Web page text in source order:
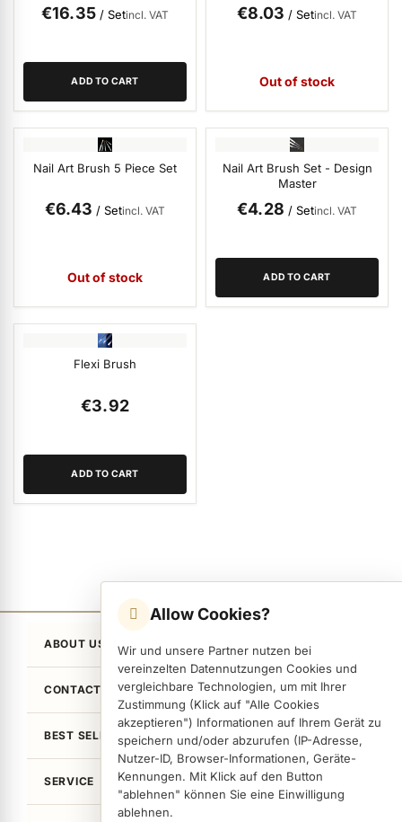
Allow Cookies?
Wir und unsere Partner nutzen bei
vereinzelten Datennutzungen Cookies und
vergleichbare Technologien, um mit Ihrer
Zustimmung (Klick auf "Alle Cookies
akzeptieren") Informationen auf Ihrem Gerät zu
speichern und/oder abzurufen (IP-Adresse,
Nutzer-ID, Browser-Informationen, Geräte-
Kennungen. Mit Klick auf den Button
"ablehnen" können Sie eine Einwilligung
ablehnen.
€16.35/ Setincl. VAT
ADD TO CART
€8.03 / Setincl. VAT
Out of stock
Nail Art Brush 5 Piece Set
€6.43 / Setincl. VAT
Out of stock
Nail Art Brush Set - Design
Master
€4.28 / Setincl. VAT
ADD TO CART
Flexi Brush
From
€3.92
ADD TO CART
ABOUT US
CONTACT
BEST SELLER
SERVICE